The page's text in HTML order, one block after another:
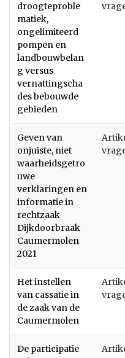
droogteproble
matiek,
ongelimiteerd
pompen en
landbouwbelan
g versus
vernattingscha
des bebouwde
gebieden
Geven van
onjuiste, niet
waarheidsgetro
uwe
verklaringen en
informatie in
rechtzaak
Dijkdoorbraak
Caumermolen
2021
Het instellen
van cassatie in
de zaak van de
Caumermolen
De participatie